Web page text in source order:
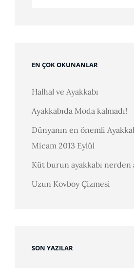
EN ÇOK OKUNANLAR
Halhal ve Ayakkabı
Ayakkabıda Moda kalmadı!
Dünyanın en önemli
Micam 2013 Eylül
Küt burun ayakkabı nerden
Uzun Kovboy Çizmesi
SON YAZILAR